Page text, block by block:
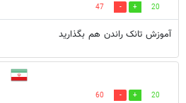
20
47
آموزش تانک راندن هم بگذارید
20
60